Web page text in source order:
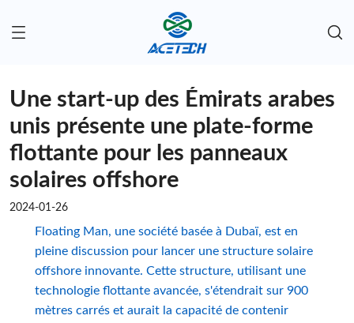
Une start-up des Émirats arabes
unis présente une plate-forme
flottante pour les panneaux
solaires offshore
2024-01-26
Floating Man, une société basée à Dubaï, est en
pleine discussion pour lancer une structure solaire
offshore innovante. Cette structure, utilisant une
technologie flottante avancée, s'étendrait sur 900
mètres carrés et aurait la capacité de contenir